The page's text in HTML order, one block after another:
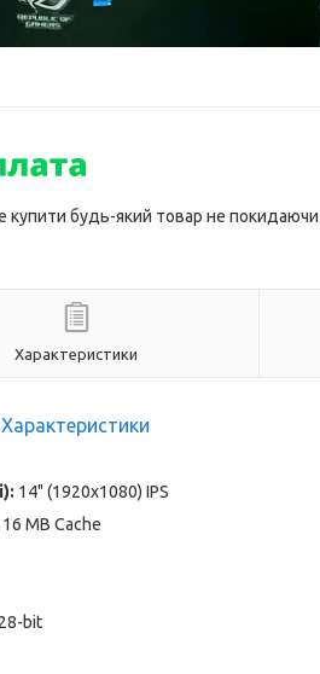
купити будь-який товар не покидаючи
Характеристики
Характеристики
14" (1920x1080) IPS
MB Cache
bit